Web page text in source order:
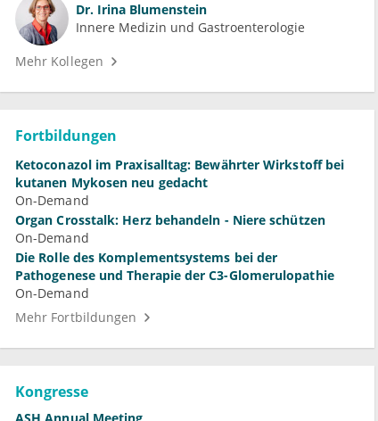
Dr. Irina Blumenstein
Innere Medizin und Gastroenterologie
Mehr Kollegen
Fortbildungen
Ketoconazol im Praxisalltag: Bewährter Wirkstoff bei
kutanen Mykosen neu gedacht
On-Demand
Organ Crosstalk: Herz behandeln - Niere schützen
On-Demand
Die Rolle des Komplementsystems bei der
Pathogenese und Therapie der C3-Glomerulopathie
On-Demand
Mehr Fortbildungen
Kongresse
ASH Annual Meeting